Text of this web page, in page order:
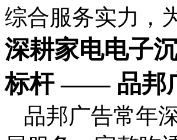
综合服务实力，
深耕家电电子
标杆 —— 品邦
品邦广告常年